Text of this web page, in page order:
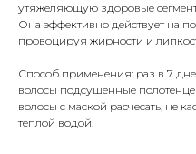
утяжеляющую здоровые
Она эффективно действует на
провоцируя жирности и
Способ применения: раз в 7
волосы подсушенные
волосы с маской расчесать, не
теплой водой.